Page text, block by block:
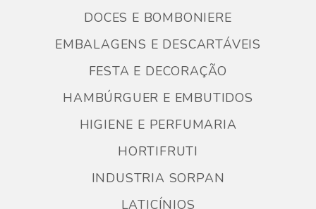
DOCES E BOMBONIERE
EMBALAGENS E DESCARTÁVEIS
FESTA E DECORAÇÃO
HAMBÚRGUER E EMBUTIDOS
HIGIENE E PERFUMARIA
HORTIFRUTI
INDUSTRIA SORPAN
LATICÍNIOS